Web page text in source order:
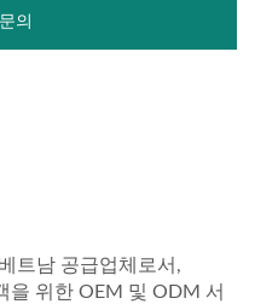
의
트남 공급업체로서,
을 위한 OEM 및 ODM 서